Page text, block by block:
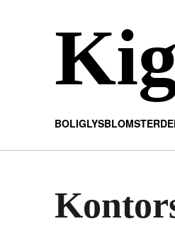
BOLIGLYSBLOMSTER